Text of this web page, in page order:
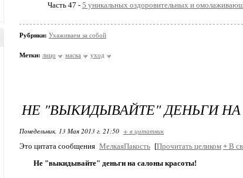
Часть 47 - 5 уникальных оздоровительных и
Рубрики: Ухаживаем за собой
Метки: лицо маска уход
НЕ "ВЫКИДЫВАЙТЕ" ДЕНЬГИ
Понедельник, 13 Мая 2013 г. 21:50 + в цитатник
Это цитата сообщения МелкаяПакость [Прочитать целиком + В
Не "выкидывайте" деньги на салоны красоты!